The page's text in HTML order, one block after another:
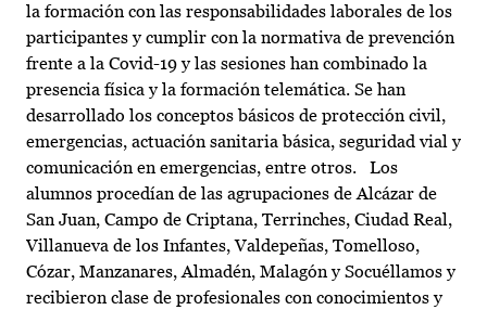
la formación con las responsabilidades laborales de los
participantes y cumplir con la normativa de prevención
frente a la Covid-19 y las sesiones han combinado la
presencia física y la formación telemática. Se han
desarrollado los conceptos básicos de protección civil,
emergencias, actuación sanitaria básica, seguridad vial y
comunicación en emergencias, entre otros. Los
alumnos procedían de las agrupaciones de Alcázar de
San Juan, Campo de Criptana, Terrinches, Ciudad Real,
Villanueva de los Infantes, Valdepeñas, Tomelloso,
Cózar, Manzanares, Almadén, Malagón y Socuéllamos y
recibieron clase de profesionales con conocimientos y